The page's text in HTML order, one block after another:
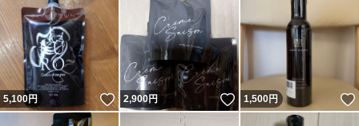
5,100円 いいね！
2,900円 いいね！
1,500円